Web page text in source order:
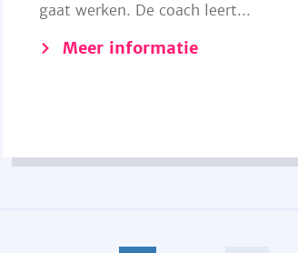
gaat werken. De coach leert...
Meer informatie